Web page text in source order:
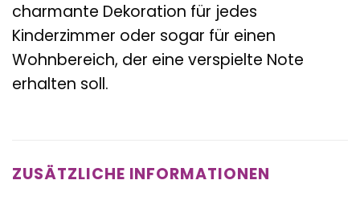
charmante Dekoration für jedes
Kinderzimmer oder sogar für einen
Wohnbereich, der eine verspielte Note
erhalten soll.
ZUSÄTZLICHE INFORMATIONEN